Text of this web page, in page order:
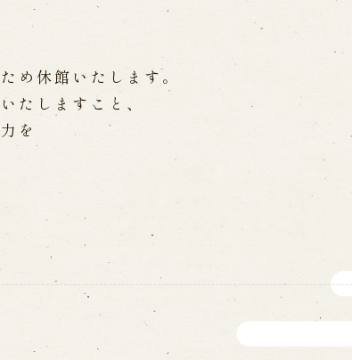
うみ」
予約
WEB予約 メールフォーム
関連施設
通販サイトうずのくに
道の駅うずしお
め休館いたします。
たしますこと、
を